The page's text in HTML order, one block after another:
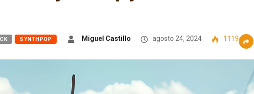
SYNTHPOP Miguel Castillo agosto 24, 2024 1119